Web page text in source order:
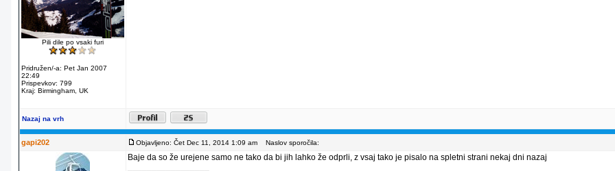
Pili dile po vsaki furi
Pridružen/-a: Pet Jan 2007
22:49
Prispevkov: 799
Kraj: Birmingham, UK
Nazaj na vrh
gapi202 Objavljeno: Čet Dec 11, 2014 1:09 am Naslov sporočila:
Baje da so že urejene samo ne tako da bi jih lahko že odprli, z vsaj tako je pisalo na spletni strani nekaj dni nazaj